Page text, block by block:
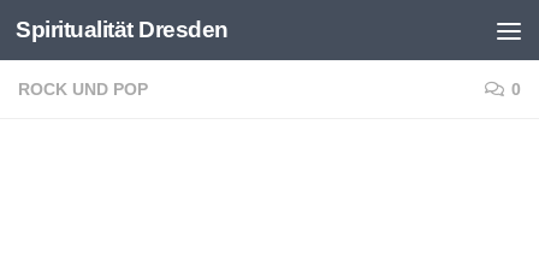
Zum Inhalt springen
Spiritualität Dresden
ROCK UND POP 0